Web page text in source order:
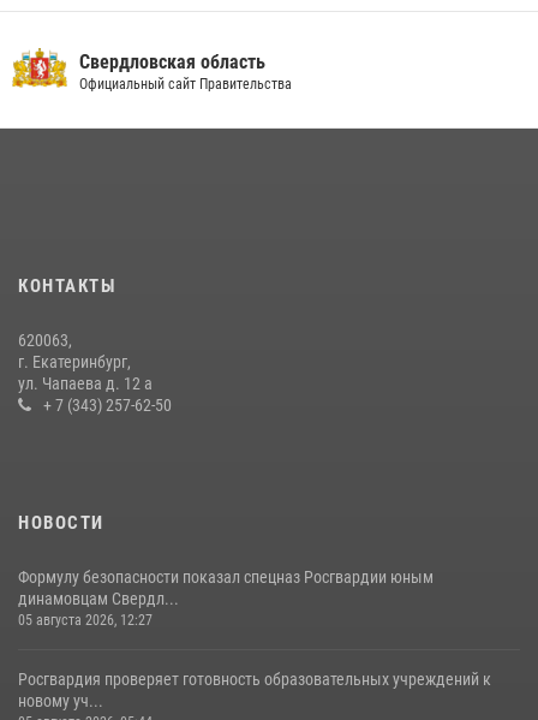
Свердловской области по комплексному единоборству
07 июля 2026, 10:39 3
10 июля 2026, 12:35
турнире по хоккею
14 июля 2026, 11:06
Свердловская область
Официальный сайт Правительства
КОНТАКТЫ
620063,
г. Екатеринбург,
ул. Чапаева д. 12 а
+ 7 (343) 257-62-50
НОВОСТИ
Формулу безопасности показал спецназ Росгвардии юным
динамовцам Свердл...
05 августа 2026, 12:27
Росгвардия проверяет готовность образовательных учреждений к
новому уч...